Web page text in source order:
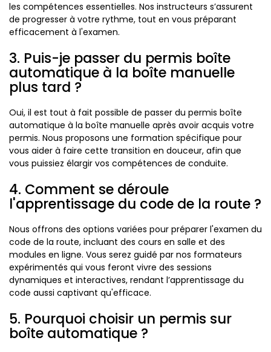
les compétences essentielles. Nos instructeurs s’assurent
de progresser à votre rythme, tout en vous préparant
efficacement à l'examen.
3. Puis-je passer du permis boîte
automatique à la boîte manuelle
plus tard ?
Oui, il est tout à fait possible de passer du permis boîte
automatique à la boîte manuelle après avoir acquis votre
permis. Nous proposons une formation spécifique pour
vous aider à faire cette transition en douceur, afin que
vous puissiez élargir vos compétences de conduite.
4. Comment se déroule
l'apprentissage du code de la route ?
Nous offrons des options variées pour préparer l'examen du
code de la route, incluant des cours en salle et des
modules en ligne. Vous serez guidé par nos formateurs
expérimentés qui vous feront vivre des sessions
dynamiques et interactives, rendant l’apprentissage du
code aussi captivant qu'efficace.
5. Pourquoi choisir un permis sur
boîte automatique ?